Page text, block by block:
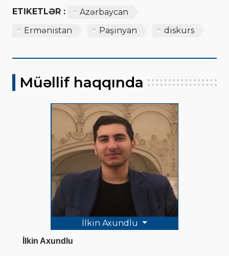
ETIKETLƏR :
Azərbaycan
Ermənistan
Paşinyan diskurs
Müəllif haqqında
İlkin Axundlu
İlkin Axundlu